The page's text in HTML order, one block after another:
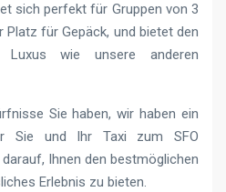
sich perfekt für Gruppen von 3
für Gepäck, und bietet den
wie unsere anderen
Sie haben, wir haben ein
Sie und Ihr Taxi zum SFO
Ihnen den bestmöglichen
Erlebnis zu bieten.